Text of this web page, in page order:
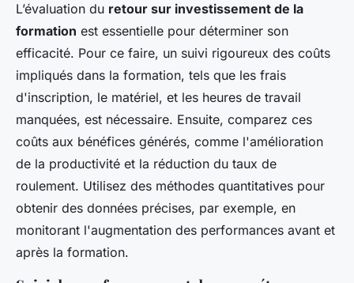
L’évaluation du retour sur investissement de la
formation est essentielle pour déterminer son
efficacité. Pour ce faire, un suivi rigoureux des coûts
impliqués dans la formation, tels que les frais
d'inscription, le matériel, et les heures de travail
manquées, est nécessaire. Ensuite, comparez ces
coûts aux bénéfices générés, comme l'amélioration
de la productivité et la réduction du taux de
roulement. Utilisez des méthodes quantitatives pour
obtenir des données précises, par exemple, en
monitorant l'augmentation des performances avant et
après la formation.